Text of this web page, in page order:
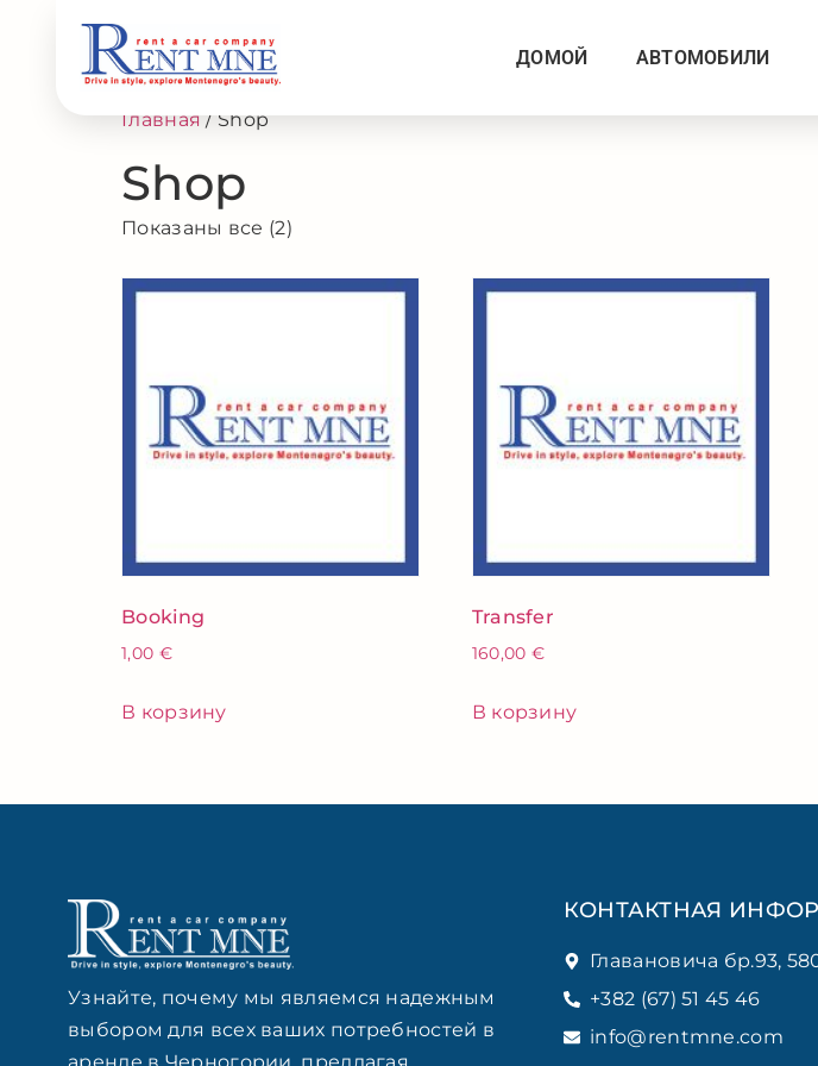
ДОМОЙ АВТОМОБИЛИ
Главная/ Shop
Shop
Показаны все (2)
Booking
1,00 €
В корзину
Transfer
160,00 €
В корзину
Узнайте, почему мы являемся надежным
выбором для всех ваших потребностей в
КОНТАКТНАЯ
Главановича бр.93,
+382 (67) 51 45 46
info@rentmne.com